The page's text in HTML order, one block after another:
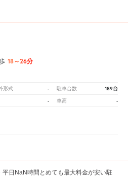
18～26分
形式 - 駐車台数 189台
- 車高 -
日NaN時間とめても最大料金が安い駐